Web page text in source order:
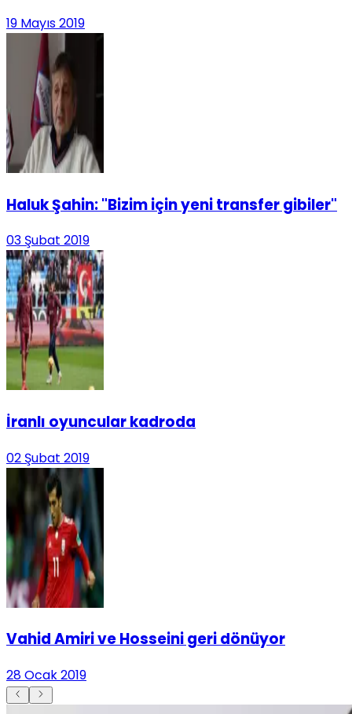
19 Mayıs 2019
Haluk Şahin: "Bizim için yeni transfer gibiler"
03 Şubat 2019
İranlı oyuncular kadroda
02 Şubat 2019
Vahid Amiri ve Hosseini geri dönüyor
28 Ocak 2019